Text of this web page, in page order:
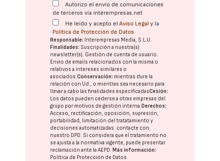
Autorizo el envío de comunicaciones
de terceros vía interempresas.net
He leído y acepto elAviso Legal y la
Política de Protección de Datos
Responsable: Interempresas Media, S.L.U.
Finalidades: Suscripción a nuestra(s)
newsletter(s). Gestión de cuenta de usuario.
Envío de emails relacionados con la misma o
relativos a intereses similares o
asociados.Conservación: mientras dure la
relación con Ud., o mientras sea necesario para
llevar a cabo las finalidades especificadasCesión:
Los datos pueden cederse a otras empresas del
grupo por motivos de gestión interna.Derechos:
Acceso, rectificación, oposición, supresión,
portabilidad, limitación del tratatamiento y
decisiones automatizadas: contacte con
nuestro DPD. Si considera que el tratamiento no
se ajusta a la normativa vigente, puede presentar
reclamación ante laAEPD.Más información:
Política de Protección de Datos